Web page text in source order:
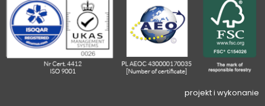
projekt i wykonanie